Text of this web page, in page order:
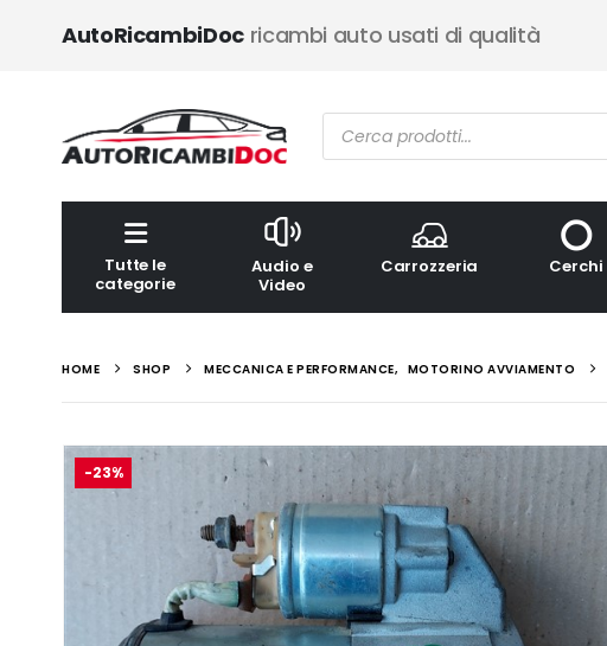
AutoRicambiDocricambi auto usati di qualità
Ricerca
prodotti
Tutte le
categorie
Audio e
Video
Carrozzeria Cerchi
HOME SHOP MECCANICA E PERFORMANCE, MOTORINO AVVIAMENTO
-23%